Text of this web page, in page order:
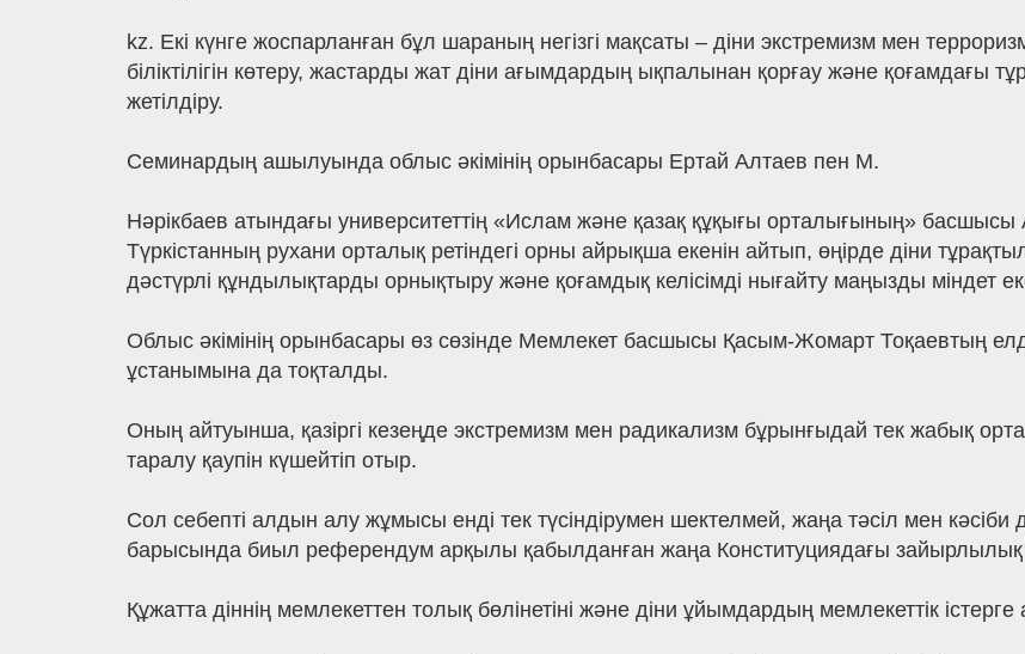
kz. Екі күнге жоспарланған бұл шараның негізгі мақсаты – діни экстремизм мен
біліктілігін көтеру, жастарды жат діни ағымдардың ықпалынан қорғау және қоғамдағы
жетілдіру.
Семинардың ашылуында облыс әкімінің орынбасары Ертай Алтаев пен М.
Нәрікбаев атындағы университеттің «Ислам және қазақ құқығы орталығының»
Түркістанның рухани орталық ретіндегі орны айрықша екенін айтып, өңірде діни
дәстүрлі құндылықтарды орнықтыру және қоғамдық келісімді нығайту маңызды міндет
Облыс әкімінің орынбасары өз сөзінде Мемлекет басшысы Қасым-Жомарт Тоқаевтың
ұстанымына да тоқталды.
Оның айтуынша, қазіргі кезеңде экстремизм мен радикализм бұрынғыдай тек жабық
таралу қаупін күшейтіп отыр.
Сол себепті алдын алу жұмысы енді тек түсіндірумен шектелмей, жаңа тәсіл мен
барысында биыл референдум арқылы қабылданған жаңа Конституциядағы зайырлылық
Құжатта діннің мемлекеттен толық бөлінетіні және діни ұйымдардың мемлекеттік